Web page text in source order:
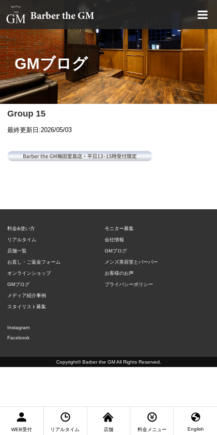
大阪・本町｜大人の散髪屋
GMブログ
Group 15
最終更新日:2026/05/03
料金&使い方
リアルタイム
店舗一覧
お直し・ご返金フォーム
オンラインショップ
GMブログ
メディア紹介事例
スタイリスト募集
モニター募集
会社情報
GMブログ
メンズ美容室とバーバー
お客様のお声
プライバシーポリシー
Instagram
Facebook
Copyright©Barber the GMAll Rights Reserved.
WEB受付 リアルタイム 店舗 料金メニュー English